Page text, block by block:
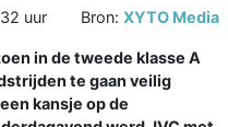
uur Bron: XYTO Media
in de tweede klasse A
te gaan veilig
kansje op de